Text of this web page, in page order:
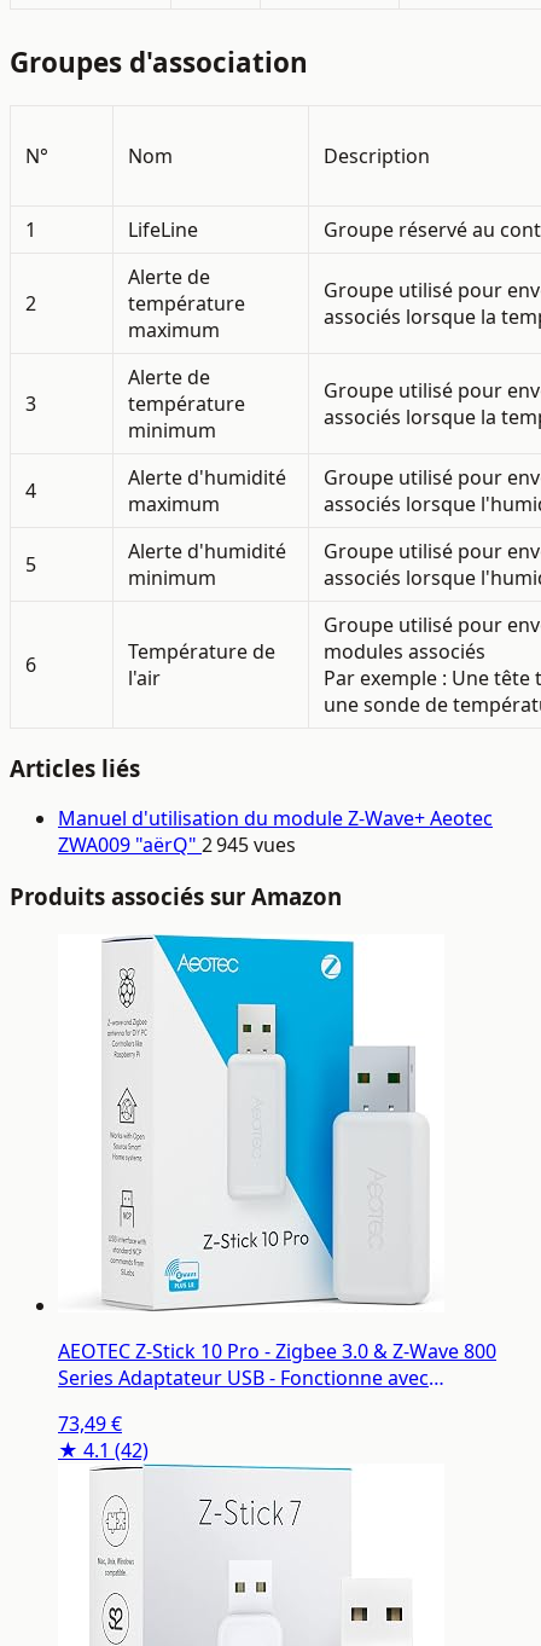
Groupes d'association
N° Nom Description
1 LifeLine Groupe réservé au
2
Alerte de
température
maximum
Groupe utilisé pour
associés lorsque la
3
Alerte de
température
minimum
Groupe utilisé pour
associés lorsque la
4
Alerte d'humidité
maximum
Groupe utilisé pour
associés lorsque
5
Alerte d'humidité
minimum
Groupe utilisé pour
associés lorsque
6
Température de
l'air
Groupe utilisé pour
modules associés
Par exemple : Une
une sonde de
Articles liés
Manuel d'utilisation du module Z-Wave+ Aeotec
ZWA009 "aërQ" 2 945 vues
Produits associés sur Amazon
AEOTEC Z-Stick 10 Pro - Zigbee 3.0 & Z-Wave 800
Series Adaptateur USB - Fonctionne avec
- Z-Wave Long Range - Jusqu'à 1 km de portée - sans
Nuage
73,49 €
★ 4.1 (42)